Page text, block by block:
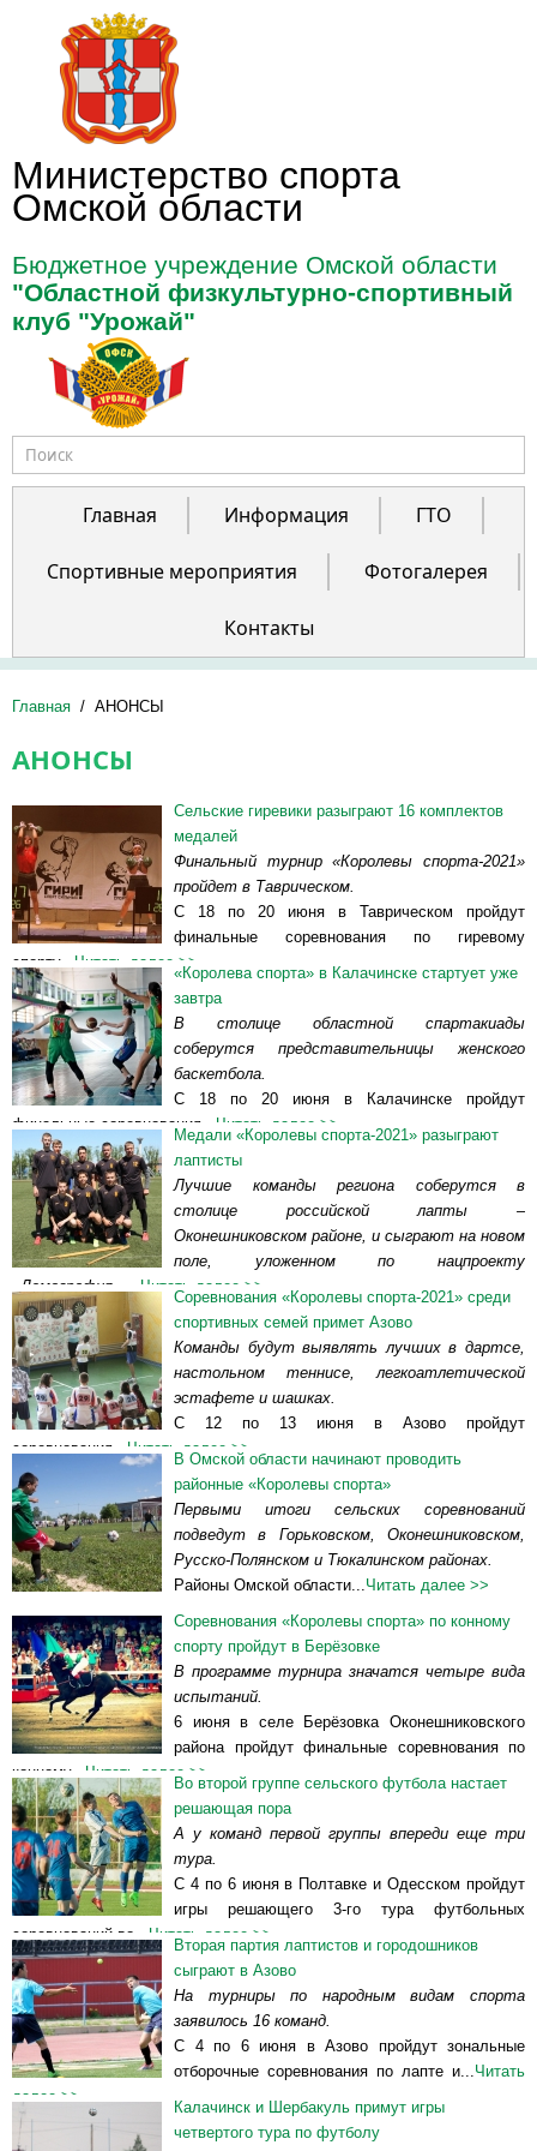
Перейти к основному содержанию
Министерство спорта
Омской области
Бюджетное учреждение Омской области
"Областной физкультурно-спортивный
клуб "Урожай"
Форма поиска
Главная
Информация ГТО
Спортивные мероприятия Фотогалерея
Контакты
Главная / АНОНСЫ
АНОНСЫ
Сельские гиревики разыграют 16 комплектов
медалей
Финальный турнир «Королевы спорта-2021»
пройдет в Таврическом.
С 18 по 20 июня в Таврическом пройдут
финальные соревнования по гиревому
спорту... Читать далее >>
«Королева спорта» в Калачинске стартует уже
завтра
В столице областной спартакиады
соберутся представительницы женского
баскетбола.
С 18 по 20 июня в Калачинске пройдут
финальные соревнования... Читать далее >>
Медали «Королевы спорта-2021» разыграют
лаптисты
Лучшие команды региона соберутся в
столице российской лапты –
Оконешниковском районе, и сыграют на новом
поле, уложенном по нацпроекту
«Демография».
Читать далее >>
Соревнования «Королевы спорта-2021» среди
спортивных семей примет Азово
Команды будут выявлять лучших в дартсе,
настольном теннисе, легкоатлетической
эстафете и шашках.
С 12 по 13 июня в Азово пройдут
соревнования... Читать далее >>
В Омской области начинают проводить
районные «Королевы спорта»
Первыми итоги сельских соревнований
подведут в Горьковском, Оконешниковском,
Русско-Полянском и Тюкалинском районах.
Районы Омской области...Читать далее >>
Соревнования «Королевы спорта» по конному
спорту пройдут в Берёзовке
В программе турнира значатся четыре вида
испытаний.
6 июня в селе Берёзовка Оконешниковского
района пройдут финальные соревнования по
конному... Читать далее >>
Во второй группе сельского футбола настает
решающая пора
А у команд первой группы впереди еще три
тура.
С 4 по 6 июня в Полтавке и Одесском пройдут
игры решающего 3-го тура футбольных
соревнований во... Читать далее >>
Вторая партия лаптистов и городошников
сыграют в Азово
На турниры по народным видам спорта
заявилось 16 команд.
С 4 по 6 июня в Азово пройдут зональные
отборочные соревнования по лапте и...Читать
далее >>
Калачинск и Шербакуль примут игры
четвертого тура по футболу